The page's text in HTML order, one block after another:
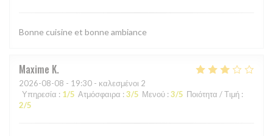
Bonne cuisine et bonne ambiance
Maxime K
2026-08-08 - 19:30 - καλεσμένοι 2
Υπηρεσία : 1/5 Ατμόσφαιρα : 3/5 Μενού : 3/5 Ποιότητα / Τιμή :
2/5